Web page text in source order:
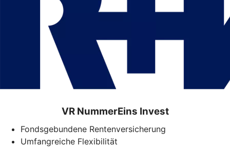
VR NummerEins Invest
Fondsgebundene Rentenversicherung
Umfangreiche Flexibilität